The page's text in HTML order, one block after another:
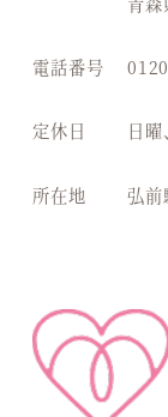
電話番号
定休日 日曜
所在地
弘前